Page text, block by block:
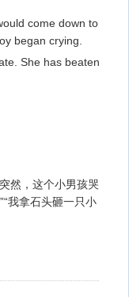
come down to
began crying.
She has beaten
然，这个小男孩哭
我拿石头砸一只小